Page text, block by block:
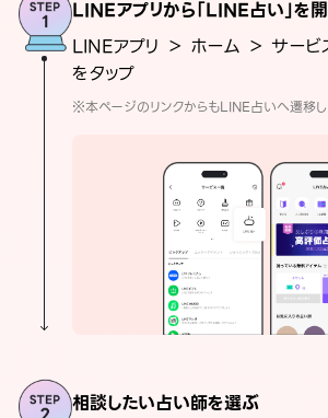
LINEアプリから「LINE占い」を
LINEアプリ ＞ ホーム ＞ サー
をタップ
※本ページのリンクからもLINE占いへ遷移
相談したい占い師を選ぶ